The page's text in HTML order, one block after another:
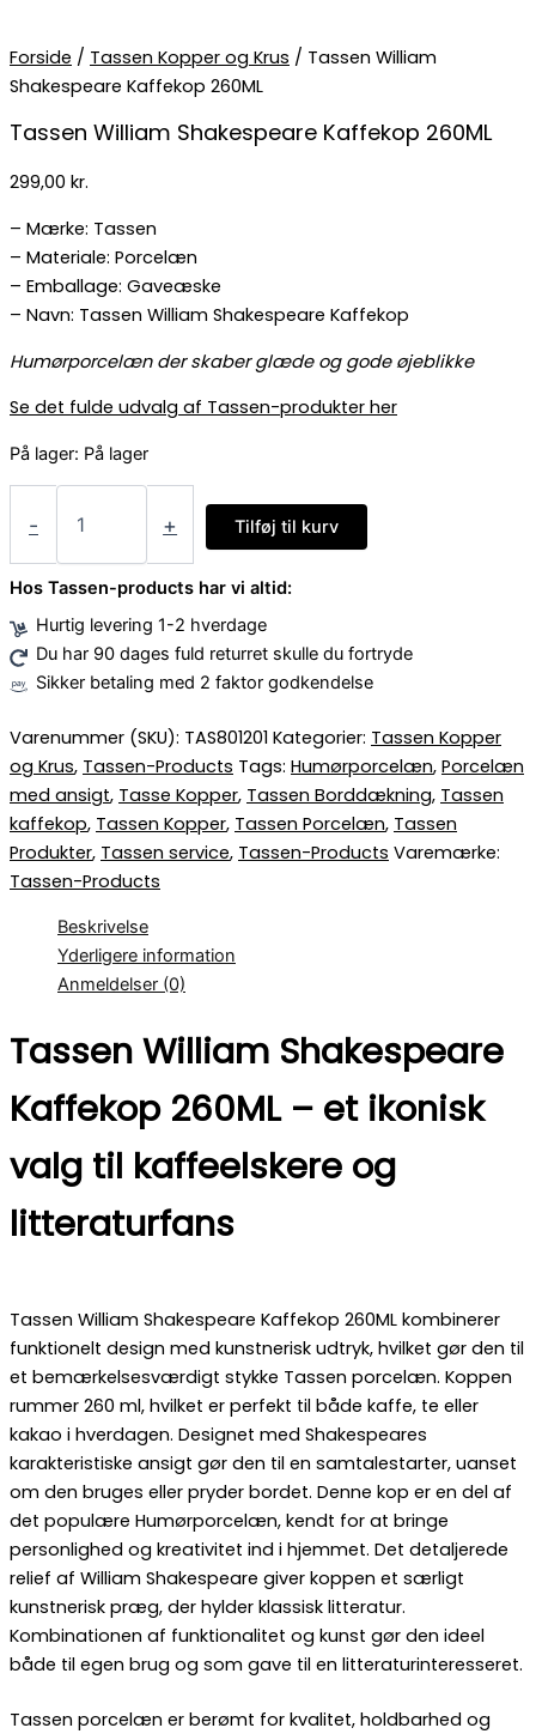
Forside / Tassen Kopper og Krus / Tassen William
Shakespeare Kaffekop 260ML
Tassen William Shakespeare Kaffekop 260ML
299,00 kr.
– Mærke: Tassen
– Materiale: Porcelæn
– Emballage: Gaveæske
– Navn: Tassen William Shakespeare Kaffekop
Humørporcelæn der skaber glæde og gode øjeblikke
Se det fulde udvalg af Tassen-produkter her
På lager: På lager
- + Tilføj til kurv
Hos Tassen-products har vi altid:
Hurtig levering 1-2 hverdage
Du har 90 dages fuld returret skulle du fortryde
Sikker betaling med 2 faktor godkendelse
Varenummer (SKU): TAS801201 Kategorier: Tassen Kopper
og Krus, Tassen-Products Tags: Humørporcelæn, Porcelæn
med ansigt, Tasse Kopper, Tassen Borddækning, Tassen
kaffekop, Tassen Kopper, Tassen Porcelæn, Tassen
Produkter, Tassen service, Tassen-Products Varemærke:
Tassen-Products
Beskrivelse
Yderligere information
Anmeldelser (0)
Tassen William Shakespeare
Kaffekop 260ML – et ikonisk
valg til kaffeelskere og
litteraturfans
Tassen William Shakespeare Kaffekop 260ML kombinerer
funktionelt design med kunstnerisk udtryk, hvilket gør den til
et bemærkelsesværdigt stykke Tassen porcelæn. Koppen
rummer 260 ml, hvilket er perfekt til både kaffe, te eller
kakao i hverdagen. Designet med Shakespeares
karakteristiske ansigt gør den til en samtalestarter, uanset
om den bruges eller pryder bordet. Denne kop er en del af
det populære Humørporcelæn, kendt for at bringe
personlighed og kreativitet ind i hjemmet. Det detaljerede
relief af William Shakespeare giver koppen et særligt
kunstnerisk præg, der hylder klassisk litteratur.
Kombinationen af funktionalitet og kunst gør den ideel
både til egen brug og som gave til en litteraturinteresseret.
Tassen porcelæn er berømt for kvalitet, holdbarhed og